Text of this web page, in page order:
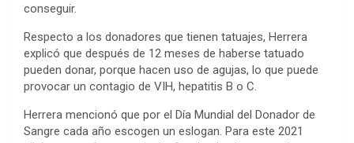
conseguir.
Respecto a los donadores que tienen tatuajes, Herrera
explicó que después de 12 meses de haberse tatuado
pueden donar, porque hacen uso de agujas, lo que puede
provocar un contagio de VIH, hepatitis B o C.
Herrera mencionó que por el Día Mundial del Donador de
Sangre cada año escogen un eslogan. Para este 2021